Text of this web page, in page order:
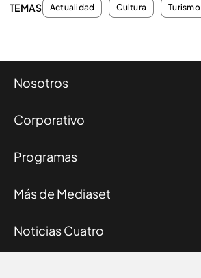
TEMAS Actualidad Cultura Turismo
Nosotros
Corporativo
Programas
Más de Mediaset
Noticias Cuatro